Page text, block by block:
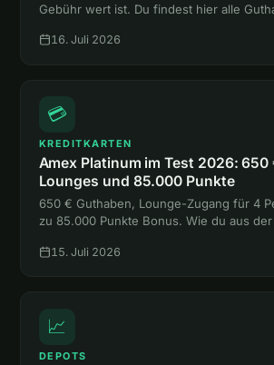
Gebühr wert ist. Du findest hier alle
Platinum und Payback Amex.
16. Juli 2026
💳
KREDITKARTEN
Amex Platinum im Test 2026: 650
Lounges und 85.000 Punkte
650 € Guthaben, Lounge-Zugang für 4
zu 85.000 Punkte Bonus. Wie du aus der
15. Juli 2026
📈
DEPOTS